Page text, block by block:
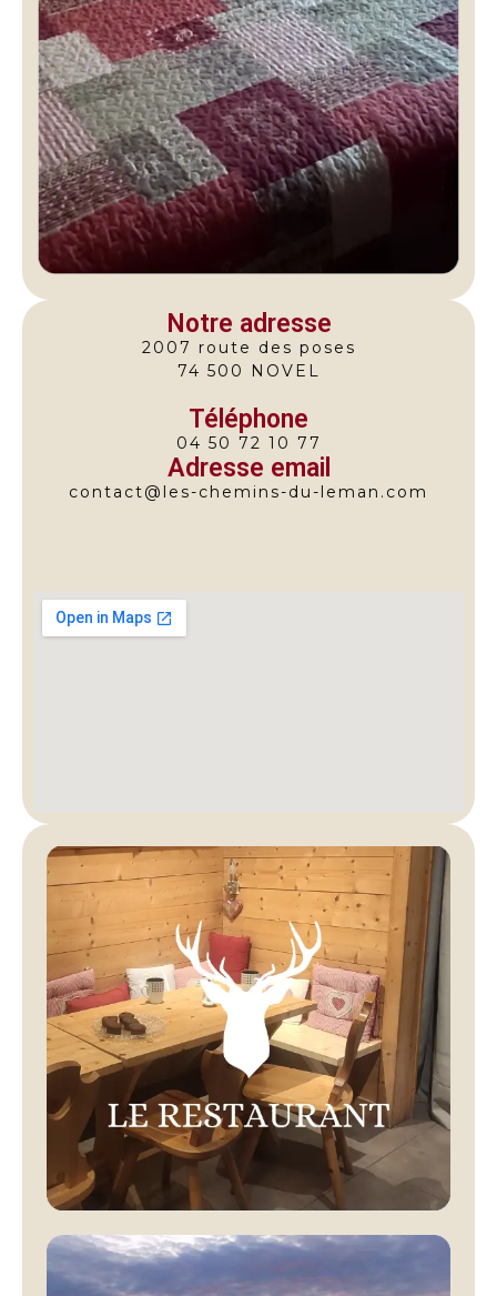
contact@les-chemins-du-leman.com
Adresse email
04 50 72 10 77
Téléphone
2007 route des poses
74 500 NOVEL
Notre adresse